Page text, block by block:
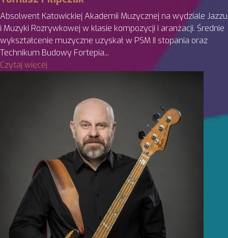
Absolwent Katowickiej Akademii Muzycznej na wydziale Jazzu
i Muzyki Rozrywkowej w klasie kompozycji i aranżacji. Średnie
wykształcenie muzyczne uzyskał w PSM II stopania oraz
Technikum Budowy Fortepia...
Czytaj więcej